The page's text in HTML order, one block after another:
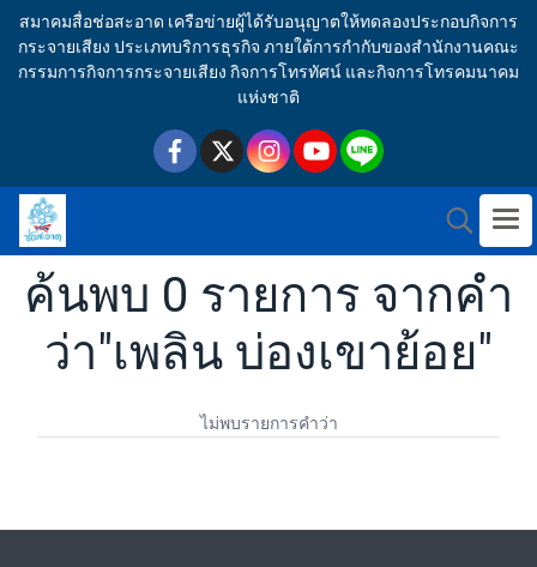
สมาคมสื่อช่อสะอาด เครือข่ายผู้ได้รับอนุญาตให้ทดลองประกอบกิจการ
กระจายเสียง ประเภทบริการธุรกิจ ภายใต้การกำกับของสำนักงานคณะ
กรรมการกิจการกระจายเสียง กิจการโทรทัศน์ และกิจการโทรคมนาคม
แห่งชาติ
ค้นพบ 0 รายการ จากคำ
ว่า"เพลิน บ่องเขาย้อย"
ไม่พบรายการคำว่า